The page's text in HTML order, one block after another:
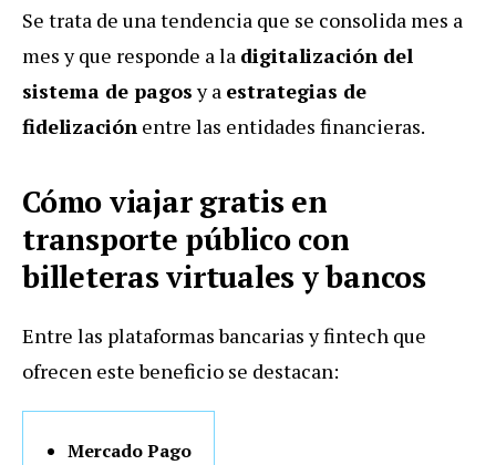
Se trata de una tendencia que se consolida mes a
mes y que responde a la digitalización del
sistema de pagosy a estrategias de
fidelización entre las entidades financieras.
Cómo viajar gratis en
transporte público con
billeteras virtuales y bancos
Entre las plataformas bancarias y fintech que
ofrecen este beneficio se destacan:
Mercado Pago